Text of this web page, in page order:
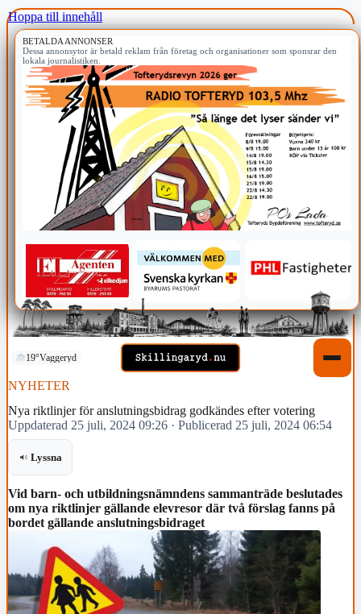
Hoppa till innehåll
BETALDA ANNONSER
Dessa annonsytor är betald reklam från företag och organisationer som sponsrar den
lokala journalistiken.
19°Vaggeryd
NYHETER
Nya riktlinjer för anslutningsbidrag godkändes efter votering
Uppdaterad 25 juli, 2024 09:26 · Publicerad 25 juli, 2024 06:54
Lyssna
Vid barn- och utbildningsnämndens sammanträde beslutades
om nya riktlinjer gällande elevresor där två förslag fanns på
bordet gällande anslutningsbidraget